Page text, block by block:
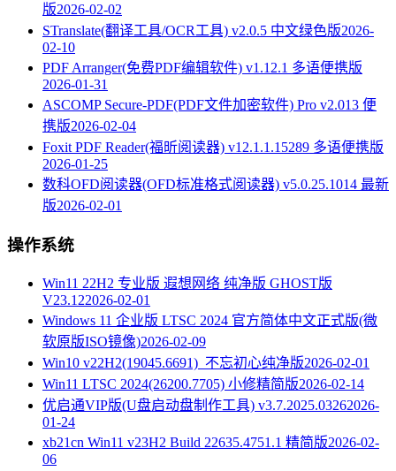
版2026-02-02
STranslate(翻译工具/OCR工具) v2.0.5 中文绿色版2026-
02-10
PDF Arranger(免费PDF编辑软件) v1.12.1 多语便携版
2026-01-31
ASCOMP Secure-PDF(PDF文件加密软件) Pro v2.013 便
携版2026-02-04
Foxit PDF Reader(福昕阅读器) v12.1.1.15289 多语便携版
2026-01-25
数科OFD阅读器(OFD标准格式阅读器) v5.0.25.1014 最新
版2026-02-01
操作系统
Win11 22H2 专业版 遐想网络 纯净版 GHOST版
V23.122026-02-01
Windows 11 企业版 LTSC 2024 官方简体中文正式版(微
软原版ISO镜像)2026-02-09
Win10 v22H2(19045.6691)_不忘初心纯净版2026-02-01
Win11 LTSC 2024(26200.7705) 小修精简版2026-02-14
优启通VIP版(U盘启动盘制作工具) v3.7.2025.03262026-
01-24
xb21cn Win11 v23H2 Build 22635.4751.1 精简版2026-02-
06